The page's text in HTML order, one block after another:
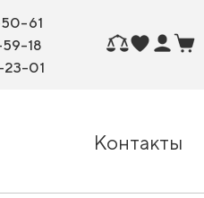
50-61
59-18
23-01
Контакты